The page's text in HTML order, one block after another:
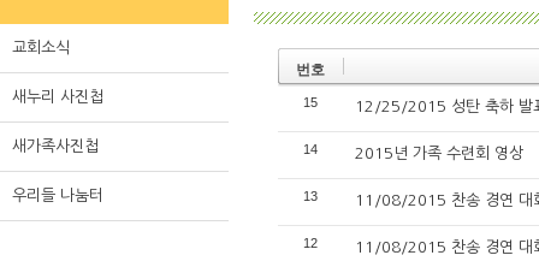
교회소식
새누리 사진첩
새가족사진첩
우리들 나눔터
번호
15 12/25/2015 성탄 축하 발
14 2015년 가족 수련회 영상
13 11/08/2015 찬송 경연 대
12 11/08/2015 찬송 경연 대